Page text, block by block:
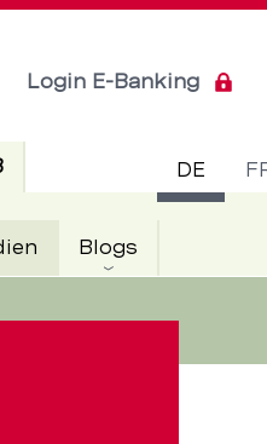
DE
Login E-Banking
Aktiv
AktivBlogs